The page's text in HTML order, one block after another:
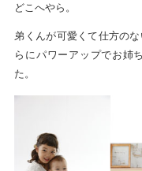
どこへやら。
弟くんが可愛くて仕方の
らにパワーアップでお姉
た。